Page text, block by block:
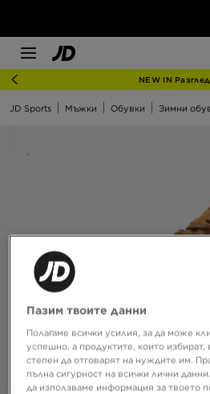
NEW IN
JD Sports Мъжки Обувки Зимни
Пазим твоите данни
Полагаме всички усилия, за да може
успешно, а продуктите, които
степен да отговарят на нуждите им.
пълна сигурност на всички лични
да използваме информация за твоето